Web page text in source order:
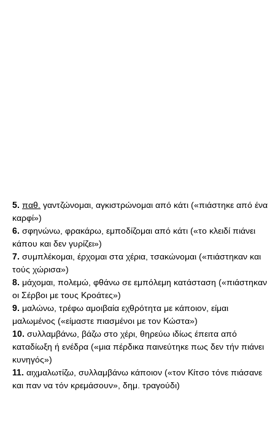
5. παθ. γαντζώνομαι, αγκιστρώνομαι από κάτι («πιάστηκε από ένα
καρφί»)
6. σφηνώνω, φρακάρω, εμποδίζομαι από κάτι («το κλειδί πιάνει
κάπου και δεν γυρίζει»)
7. συμπλέκομαι, έρχομαι στα χέρια, τσακώνομαι («πιάστηκαν και
τούς χώρισα»)
8. μάχομαι, πολεμώ, φθάνω σε εμπόλεμη κατάσταση («πιάστηκαν
οι Σέρβοι με τους Κροάτες»)
9. μαλώνω, τρέφω αμοιβαία εχθρότητα με κάποιον, είμαι
μαλωμένος («είμαστε πιασμένοι με τον Κώστα»)
10. συλλαμβάνω, βάζω στο χέρι, θηρεύω ιδίως έπειτα από
καταδίωξη ή ενέδρα («μια πέρδικα παινεύτηκε πως δεν τήν πιάνει
κυνηγός»)
11. αιχμαλωτίζω, συλλαμβάνω κάποιον («τον Κίτσο τόνε πιάσανε
και παν να τόν κρεμάσουν», δημ. τραγούδι)